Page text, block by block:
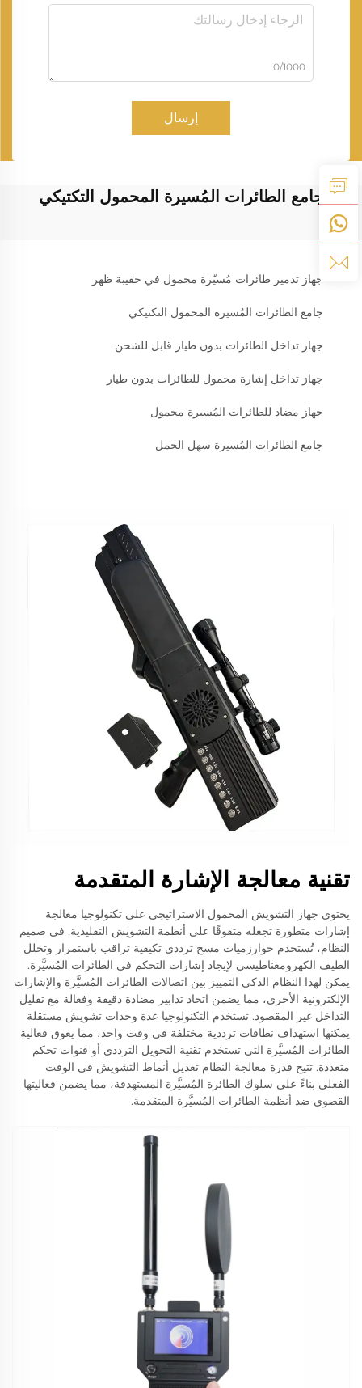
0/1000
إرسال
جامع الطائرات المُسيرة المحمول التكتيكي
جهاز تدمير طائرات مُسيّرة محمول في حقيبة ظهر
جامع الطائرات المُسيرة المحمول التكتيكي
جهاز تداخل الطائرات بدون طيار قابل للشحن
جهاز تداخل إشارة محمول للطائرات بدون طيار
جهاز مضاد للطائرات المُسيرة محمول
جامع الطائرات المُسيرة سهل الحمل
تقنية معالجة الإشارة المتقدمة
يحتوي جهاز التشويش المحمول الاستراتيجي على تكنولوجيا معالجة
إشارات متطورة تجعله متفوقًا على أنظمة التشويش التقليدية. في صميم
النظام، تُستخدم خوارزميات مسح ترددي تكيفية تراقب باستمرار وتحلل
الطيف الكهرومغناطيسي لإيجاد إشارات التحكم في الطائرات المُسيَّرة.
يمكن لهذا النظام الذكي التمييز بين اتصالات الطائرات المُسيَّرة والإشارات
الإلكترونية الأخرى، مما يضمن اتخاذ تدابير مضادة دقيقة وفعالة مع تقليل
التداخل غير المقصود. تستخدم التكنولوجيا عدة وحدات تشويش مستقلة
يمكنها استهداف نطاقات ترددية مختلفة في وقت واحد، مما يعوق فعالية
الطائرات المُسيَّرة التي تستخدم تقنية التحويل الترددي أو قنوات تحكم
متعددة. تتيح قدرة معالجة النظام تعديل أنماط التشويش في الوقت
الفعلي بناءً على سلوك الطائرة المُسيَّرة المستهدفة، مما يضمن فعاليتها
القصوى ضد أنظمة الطائرات المُسيَّرة المتقدمة.